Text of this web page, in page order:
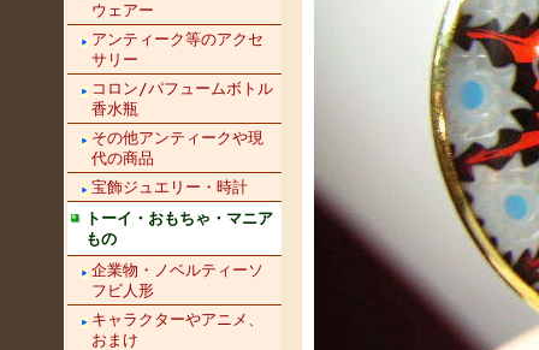
ウェアー
アンティーク等のアクセ
サリー
コロン/パフュームボトル
香水瓶
その他アンティークや現
代の商品
宝飾ジュエリー・時計
トーイ・おもちゃ・マニア
もの
企業物・ノベルティーソ
フビ人形
キャラクターやアニメ、
おまけ